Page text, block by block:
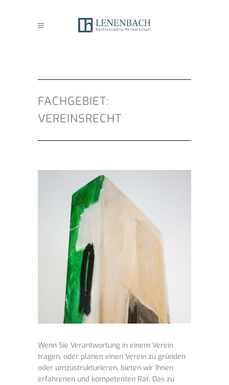
FACHGEBIET:
VEREINSRECHT
Wenn Sie Verantwortung in einem Verein
tragen, oder planen einen Verein zu gründen
oder umzustrukturieren, bieten wir Ihnen
erfahrenen und kompetenten Rat. Das zu